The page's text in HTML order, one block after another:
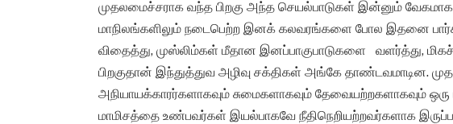
முதலமைச்சராக வந்த பிறகு அந்த செயல்பாடுகள் இன்னும்
மாநிலங்களிலும் நடைபெற்ற இனக் கலவரங்களை போல இதனை
விதைத்து, முஸ்லிம்கள் மீதான இனப்பாகுபாடுகளை வளர்த்து,
பிறகுதான் இந்துத்துவ அழிவு சக்திகள் அங்கே தாண்டவமாடின.
அநியாயக்காரர்களாகவும் சுமைகளாகவும் தேவையற்றகளாகவும்
மாமிசத்தை உண்பவர்கள் இயல்பாகவே நீதிநெறியற்றவர்களாக